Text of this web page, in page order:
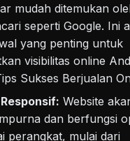
mudah ditemukan
seperti Google. Ini
yang penting untuk
visibilitas online
Sukses Berjualan
Website
dan berfungsi
perangkat, mulai dari